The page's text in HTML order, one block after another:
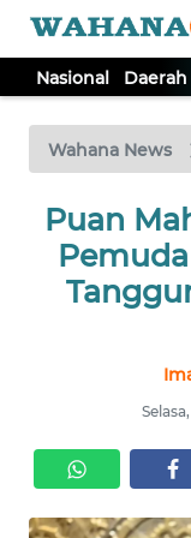
Nasional Daerah
Wahana News
Puan
TV
Tutup
NASIONAL
DAERAH
EKUIN